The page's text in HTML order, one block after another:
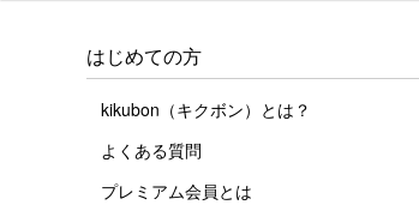
はじめての方
kikubon（キクボン）とは？
よくある質問
プレミアム会員とは